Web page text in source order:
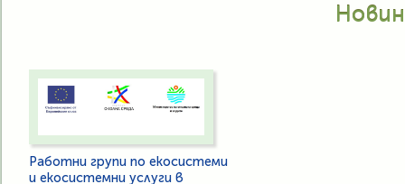
Работни групи по екосистеми
и екосистемни услуги в